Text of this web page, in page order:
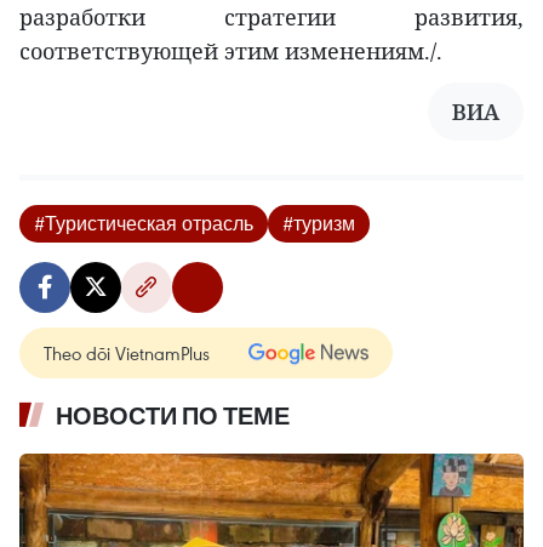
разработки стратегии развития,
соответствующей этим изменениям./.
ВИА
#Туристическая отрасль #туризм
Theo dõi VietnamPlus
НОВОСТИ ПО ТЕМЕ